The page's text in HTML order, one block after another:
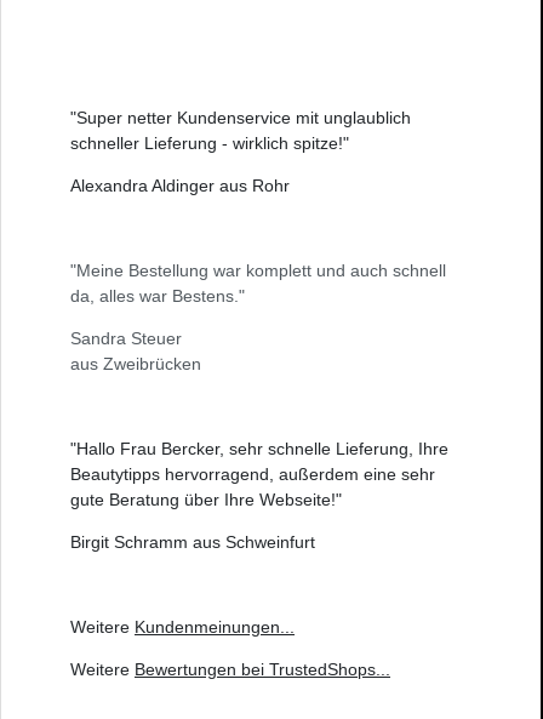
"Super netter Kundenservice mit unglaublich
schneller Lieferung - wirklich spitze!"
Alexandra Aldinger aus Rohr
"Meine Bestellung war komplett und auch schnell
da, alles war Bestens."
Sandra Steuer
aus Zweibrücken
"Hallo Frau Bercker, sehr schnelle Lieferung, Ihre
Beautytipps hervorragend, außerdem eine sehr
gute Beratung über Ihre Webseite!"
Birgit Schramm aus Schweinfurt
Weitere Kundenmeinungen
Weitere Bewertungen bei TrustedShops